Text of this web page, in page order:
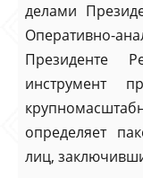
делами
Оперативно-
Президенте
инструмент
определяет
лиц,